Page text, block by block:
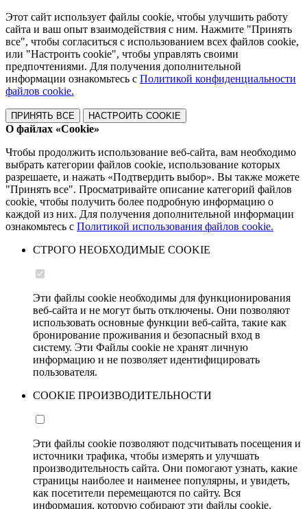
Этот сайт использует файлы cookie, чтобы улучшить работу
сайта и ваш опыт взаимодействия с ним. Нажмите "Принять
все", чтобы согласиться с использованием всех файлов cookie,
или "Настроить cookie", чтобы управлять своими
предпочтениями. Для получения дополнительной
информации ознакомьтесь с Политикой конфиденциальности
файлов cookie.
ПРИНЯТЬ ВСЕ НАСТРОИТЬ COOKIE
О файлах «Cookie»
Чтобы продолжить использование веб-сайта, вам необходимо
выбрать категории файлов cookie, использование которых
разрешаете, и нажать «Подтвердить выбор». Вы также можете
"Принять все". Просматривайте описание категорий файлов
cookie, чтобы получить более подробную информацию о
каждой из них. Для получения дополнительной информации
ознакомьтесь с Политикой использования файлов cookie.
СТРОГО НЕОБХОДИМЫЕ COOKIE
Эти файлы cookie необходимы для функционирования
веб-сайта и не могут быть отключены. Они позволяют
использовать основные функции веб-сайта, такие как
бронирование проживания и безопасный вход в
систему. Эти Файлы cookie не хранят личную
информацию и не позволяет идентифицировать
пользователя.
COOKIE ПРОИЗВОДИТЕЛЬНОСТИ
Эти файлы cookie позволяют подсчитывать посещения и
источники трафика, чтобы измерять и улучшать
производительность сайта. Они помогают узнать, какие
страницы наиболее и наименее популярны, и увидеть,
как посетители перемещаются по сайту. Вся
информация, которую собирают эти файлы cookie,